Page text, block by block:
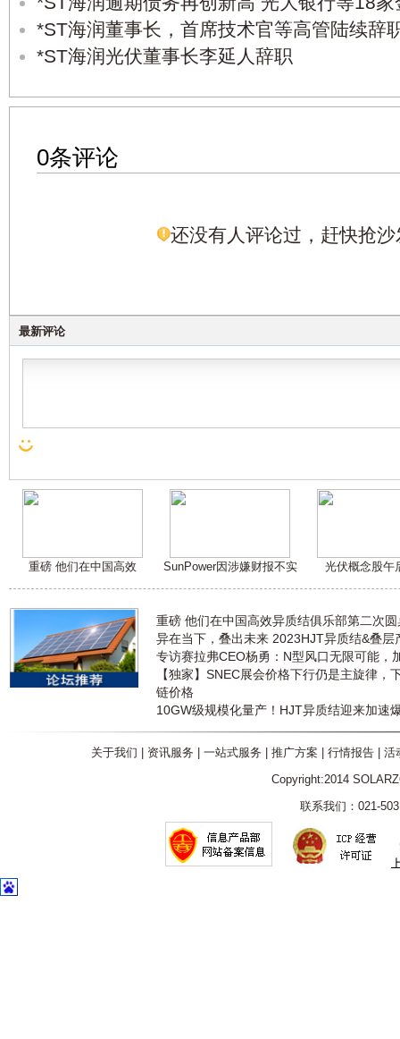
*ST海润董事长，首席技术官等高管陆续辞
*ST海润光伏董事长李延人辞职
0条评论
还没有人评论过，赶快抢沙
最新评论
重磅 他们在中国高效 SunPower因涉嫌财报不实 光伏概念股午
重磅 他们在中国高效异质结俱乐部第二次
异在当下，叠出未来 2023HJT异质结&叠层
专访赛拉弗CEO杨勇：N型风口无限可能，
【独家】SNEC展会价格下行仍是主旋律，
链价格
10GW级规模化量产！HJT异质结迎来加速
关于我们 资讯服务 一站式服务 推广方案 行情报告| 活
Copyright:2014
联系我们：021-